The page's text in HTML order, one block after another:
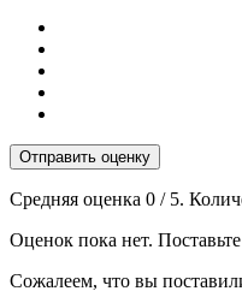
Отправить оценку
Средняя оценка 0 / 5.
Оценок пока нет.
Сожалеем, что вы